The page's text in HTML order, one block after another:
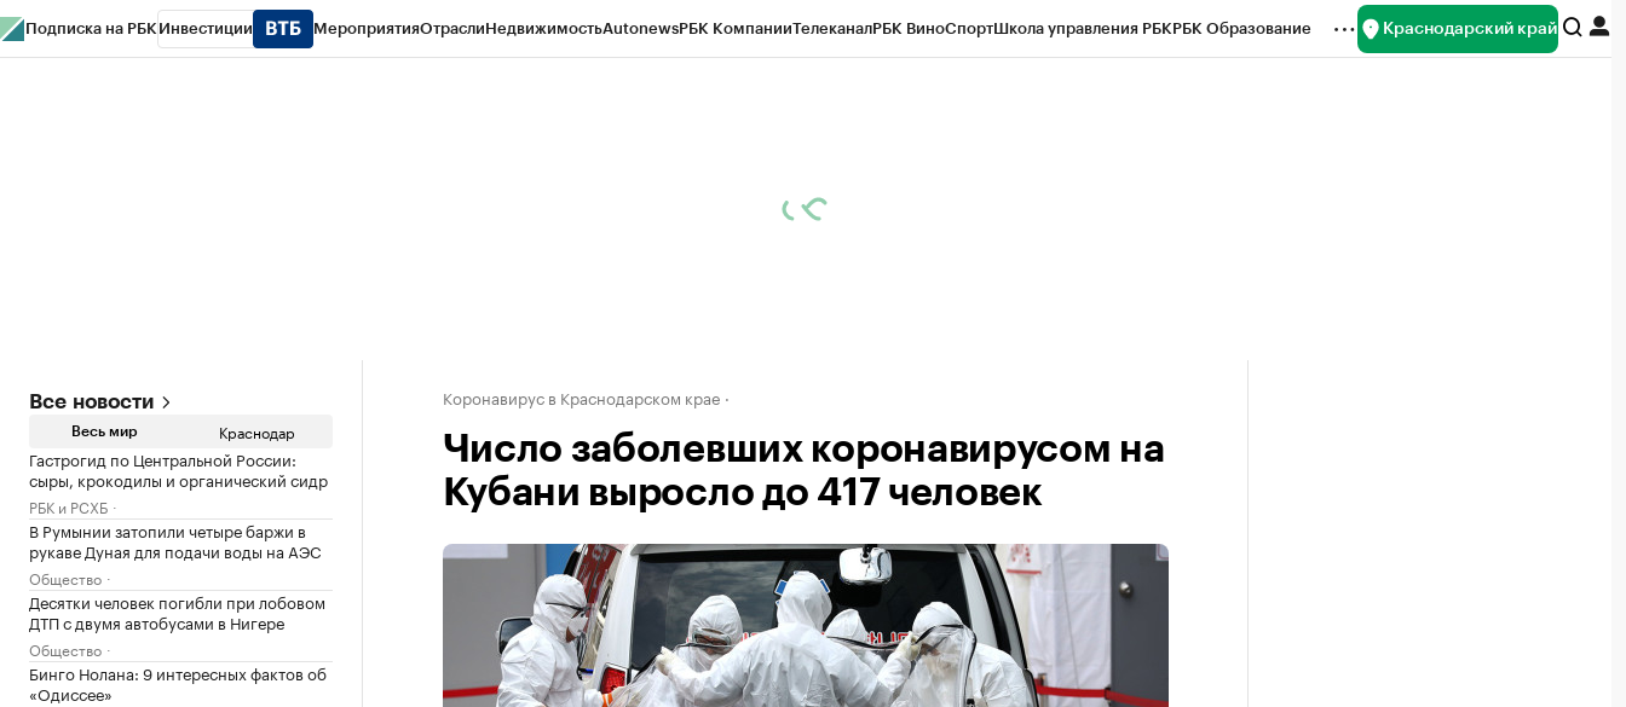
Подписка на РБК Инвестиции МероприятияОтраслиНедвижимостьAutonewsРБК КомпанииТелеканалРБК ВиноСпортШкола управления РБКРБК Образование Краснодарский край
Все новости
Весь мир Краснодар
Гастрогид по Центральной России:
сыры, крокодилы и органический сидр
РБК и РСХБ
В Румынии затопили четыре баржи в
рукаве Дуная для подачи воды на АЭС
Общество
Десятки человек погибли при лобовом
ДТП с двумя автобусами в Нигере
Общество
Бинго Нолана: 9 интересных фактов об
«Одиссее»
Коронавирус в Краснодарском крае
Число заболевших коронавирусом на
Кубани выросло до 417 человек